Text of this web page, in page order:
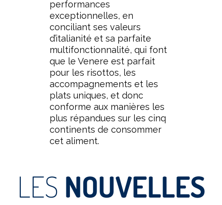
performances
exceptionnelles, en
conciliant ses valeurs
d’italianité et sa parfaite
multifonctionnalité, qui font
que le Venere est parfait
pour les risottos, les
accompagnements et les
plats uniques, et donc
conforme aux manières les
plus répandues sur les cinq
continents de consommer
cet aliment.
LES NOUVELLES